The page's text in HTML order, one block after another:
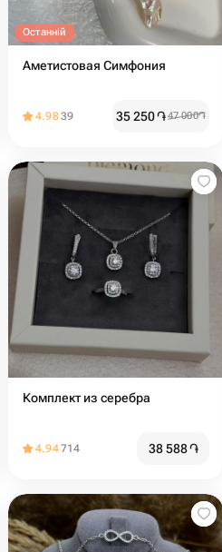
Останній
Аметистовая Симфония
4.9839 35 250֏47 000֏
Комплект из серебра
4.94714 38 588֏